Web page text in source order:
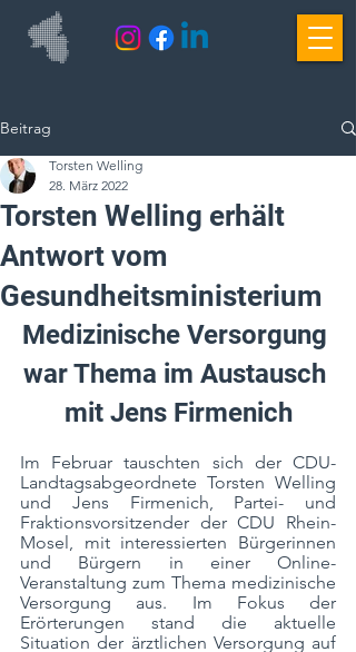
Beitrag
Torsten Welling erhält
Antwort vom
Gesundheitsministerium
Torsten Welling
28. März 2022
Medizinische Versorgung
war Thema im Austausch
mit Jens Firmenich
Im Februar tauschten sich der CDU-
Landtagsabgeordnete Torsten Welling
und Jens Firmenich, Partei- und
Fraktionsvorsitzender der CDU Rhein-
Mosel, mit interessierten Bürgerinnen
und Bürgern in einer Online-
Veranstaltung zum Thema medizinische
Versorgung aus. Im Fokus der
Erörterungen stand die aktuelle
Situation der ärztlichen Versorgung auf